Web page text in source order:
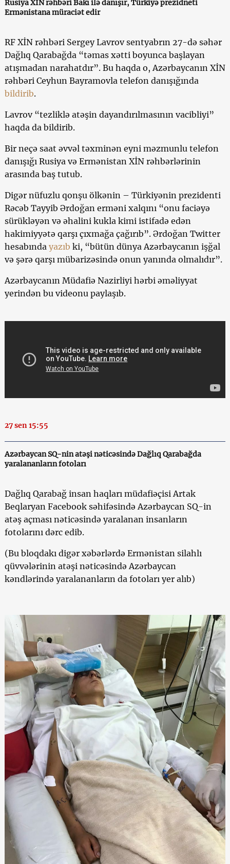
Rusiya XİN rəhbəri Bakı ilə danışır, Türkiyə prezidneti
Ermənistana müraciət edir
RF XİN rəhbəri Sergey Lavrov sentyabrın 27-də səhər
Dağlıq Qarabağda “təmas xətti boyunca başlayan
atışmadan narahatdır”. Bu haqda o, Azərbaycanın XİN
rəhbəri Ceyhun Bayramovla telefon danışığında
bildirib.
Lavrov “tezliklə atəşin dayandırılmasının vacibliyi”
haqda da bildirib.
Bir neçə saat əvvəl təxminən eyni məzmunlu telefon
danışığı Rusiya və Ermənistan XİN rəhbərlərinin
arasında baş tutub.
Digər nüfuzlu qonşu ölkənin – Türkiyənin prezidenti
Rəcəb Tayyib Ərdoğan erməni xalqını “onu faciəyə
sürükləyən və əhalini kukla kimi istifadə edən
hakimiyyətə qarşı çıxmağa çağırıb”. Ərdoğan Twitter
hesabında yazıb ki, “bütün dünya Azərbaycanın işğal
və şərə qarşı mübarizəsində onun yanında olmalıdır”.
Azərbaycanın Müdafiə Nazirliyi hərbi əməliyyat
yerindən bu videonu paylaşıb.
27 sen 15:55
Azərbaycan SQ-nin atəşi nəticəsində Dağlıq Qarabağda
yaralananların fotoları
Dağlıq Qarabağ insan haqları müdafiəçisi Artak
Beqlaryan Facebook səhifəsində Azərbaycan SQ-in
atəş açması nəticəsində yaralanan insanların
fotolarını dərc edib.
(Bu bloqdakı digər xəbərlərdə Ermənistan silahlı
qüvvələrinin atəşi nəticəsində Azərbaycan
kəndlərində yaralananların da fotoları yer alıb)